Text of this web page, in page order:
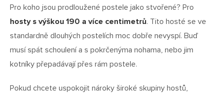
Pro koho jsou prodloužené postele jako stvořené? Pro
hosty s výškou 190 a více centimetrů. Tito hosté se ve
standardně dlouhých postelích moc dobře nevyspí. Buď
musí spát schoulení a s pokrčenýma nohama, nebo jim
kotníky přepadávají přes rám postele.
Pokud chcete uspokojit nároky široké skupiny hostů,